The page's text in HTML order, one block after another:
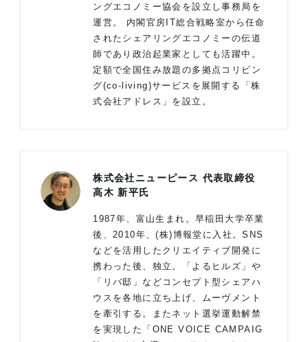
ングエコノミー協会を設立し事務局を
運営。 内閣官房IT総合戦略室から任命
されたシェアリングエコノミーの伝道
師であり政治起業家としても活躍中。
定額で全国住み放題の多拠点コリビン
グ(co-living)サービスを展開する「株
式会社アドレス」を設立。
株式会社ニューピース 代表取締役
高木 新平氏
1987年、富山生まれ。早稲田大学卒業
後、2010年、(株)博報堂に入社。SNS
などを活用したクリエイティブ開発に
携わった後、独立。「よるヒルズ」や
「リバ邸」などコンセプト型シェアハ
ウスを各地に立ち上げ、ムーヴメント
を牽引する。またネット選挙運動解禁
を実現した「ONE VOICE CAMPAIG